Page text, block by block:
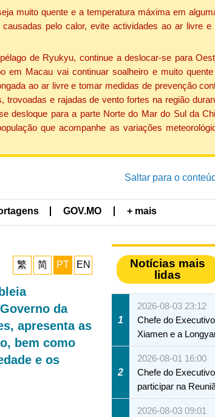
muito quente e a temperatura máxima em
pelo calor, evite actividades ao ar livre
de Ryukyu, continue a deslocar-se para
em Macau vai continuar soalheiro e muito
ao ar livre e tomar medidas de prevenção
e rajadas de vento fortes na região
desloque para a parte Norte do Mar do Sul da
que acompanhe as variações
Saltar para o
GOV.MO + mais
繁 简 PT EN
da
apresenta as
bem como
e os
Notícias mais
lidas
1
2026-08-03 23:12
Chefe do
Xiamen e a
2
2026-08-01 16:00
Chefe do
participar na
Macau
2026-08-03 09:01